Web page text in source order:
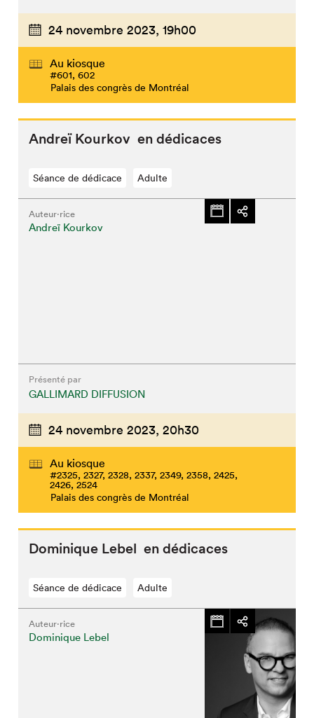
24 novembre 2023, 19h00
Au kiosque
#601, 602
Palais des congrès de Montréal
Andreï Kourkov en dédicaces
Séance de dédicace Adulte
Auteur·rice
Andreï Kourkov
Présenté par
GALLIMARD DIFFUSION
24 novembre 2023, 20h30
Au kiosque
#2325, 2327, 2328, 2337, 2349, 2358, 2425,
2426, 2524
Palais des congrès de Montréal
Dominique Lebel en dédicaces
Séance de dédicace Adulte
Auteur·rice
Dominique Lebel